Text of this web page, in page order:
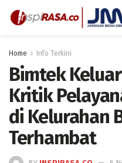
Home Info Terkini
Bimtek
Kritik
di Kelurahan
Terhambat